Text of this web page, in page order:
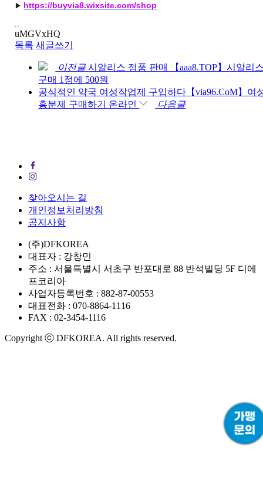
▶ https://buyvia8.wixsite.com/shop
..
uMGVxHQ
목록 새글쓰기
이전글 시알리스 정품 판매 【aaa8.TOP】시알리
구매 1정에 500원
공식적인 약국 여성작업제 구입하다【via96.CоM】여
흥분제 구매하기 온라인
다음글
찾아오시는 길
개인정보처리방침
공지사항
(주)DFKOREA
대표자 : 강창민
주소 : 서울특별시 서초구 반포대로 88 반석빌딩 5F 디에
프코리아
사업자등록번호 : 882-87-00553
대표전화 : 070-8864-1116
FAX : 02-3454-1116
Copyright ⓒ DFKOREA. All rights reserved.